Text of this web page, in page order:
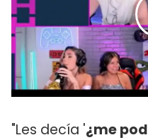
"Les decía '¿me